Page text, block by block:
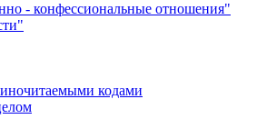
- конфессиональные отношения"
кодами